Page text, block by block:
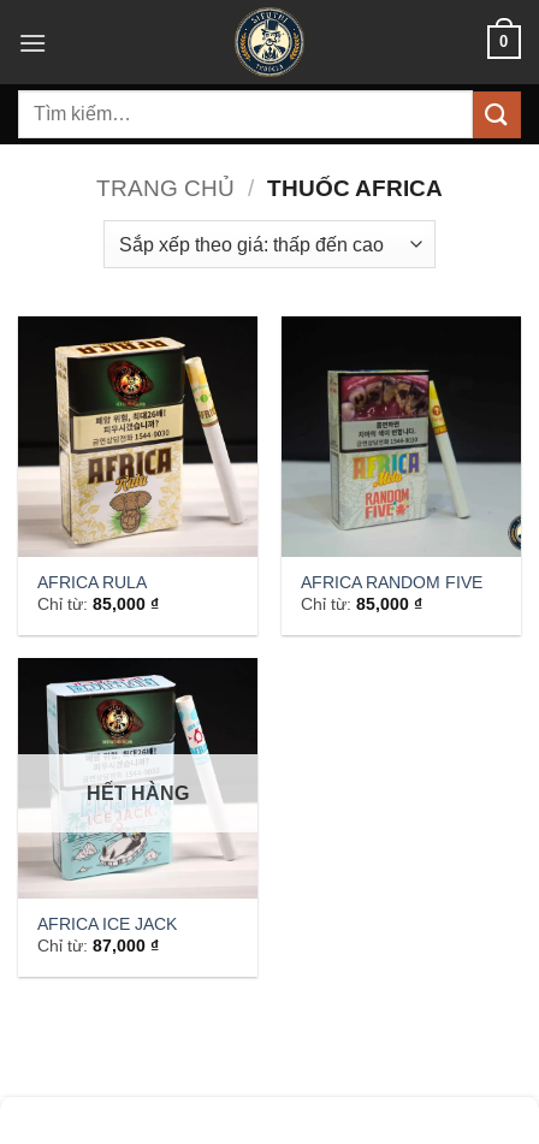
qua
dung
0
Tìm
TRANG CHỦ / THUỐC AFRICA
AFRICA RULA
Chỉ từ:85,000₫
AFRICA RANDOM FIVE
Chỉ từ:85,000₫
HẾT HÀNG
AFRICA ICE JACK
Chỉ từ:87,000₫